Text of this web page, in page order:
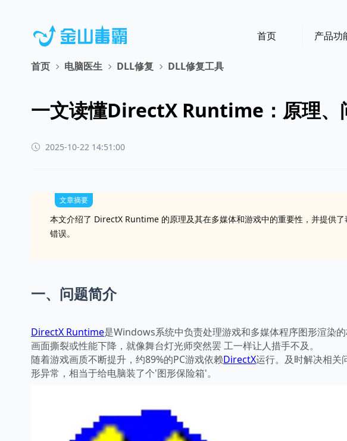
首页 产品功
首页 电脑医生 DLL修复 DLL修复工具
一文读懂DirectX Runtime：原理、
2025-10-22 14:51:00
文章摘要
本文介绍了 DirectX Runtime 的原理及其在多媒体和游戏中的重要性，并提供
错误。
一、问题简介
DirectX Runtime是Windows系统中负责处理游戏和多媒体程序图形渲染
画面撕裂或性能下降，就像舞台灯光师突然罢 工一样让人措手不及。
随着游戏画质不断提升，约89%的PC游戏依赖DirectX运行。及时解决相关
形异常，相当于给电脑装了个'图形保险箱'。